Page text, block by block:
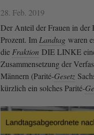
28. Feb. 2019
Der Anteil der Frauen in der
Prozent. Im Landtag waren
die Fraktion DIE LINKE
Zusammensetzung der
Männern (Parité-Gesetz
kürzlich ein solches Parité-